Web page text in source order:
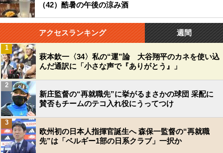
（42）酷暑の午後の涼み酒
アクセスランキング 週間
萩本欽一〈34〉私の“運”論 大谷翔平のカネを使い込
んだ通訳に「小さな声で『ありがとう』」
1
新庄監督の“再就職先”に挙がるまさかの球団 采配に
賛否もチームのテコ入れ役にうってつけ
2
欧州初の日本人指揮官誕生へ 森保一監督の“再就職
先”は「ベルギー1部の日系クラブ」一択か
3